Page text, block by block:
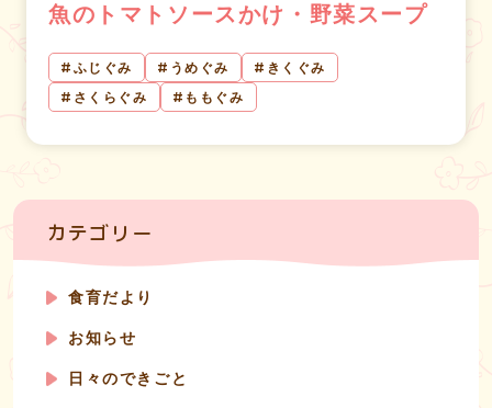
魚のトマトソースかけ・野菜スープ
ふじぐみ うめぐみ
きくぐみ
さくらぐみ
ももぐみ
カテゴリー
食育だより
お知らせ
日々のできごと